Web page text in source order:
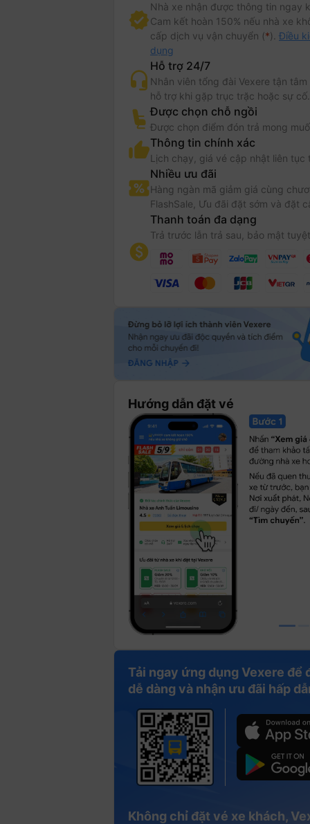
Nhà xe nhận được thông tin ngay
Cam kết hoàn 150% nếu nhà xe
cấp dịch vụ vận chuyển (*). Điều
dụng
Hỗ trợ 24/7
Nhân viên tổng đài Vexere tận
hỗ trợ khi gặp trục trặc hoặc sự cố.
Được chọn chỗ ngồi
Được chọn điểm đón trả mong
Thông tin chính xác
Lịch chạy, giá vé cập nhật liên tục
Nhiều ưu đãi
Hàng ngàn mã giảm giá cùng
FlashSale, Ưu đãi đặt sớm và đặt
Thanh toán đa dạng
Trả trước lẫn trả sau, bảo mật tuyệt
Hướng dẫn đặt vé
Tải ngay ứng dụng Vexere để
dễ dàng và nhận ưu đãi hấp
Không chỉ đặt vé xe khách,